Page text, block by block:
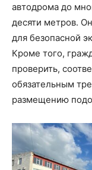
автодрома до
десяти метров.
для безопасной
Кроме того,
проверить,
обязательным
размещению